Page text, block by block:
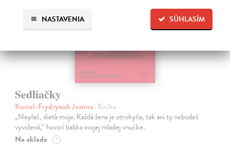
SÚHLASÍM
NASTAVENIA
Sedliačky
Kuciel-Frydryszak Joanna| Kniha
„Neplač, dieťa moje. Každá žena je otrokyňa, tak ani ty nebudeš
vyvolená,“ hovorí babka svojej mladej vnučke.
Na sklade ?